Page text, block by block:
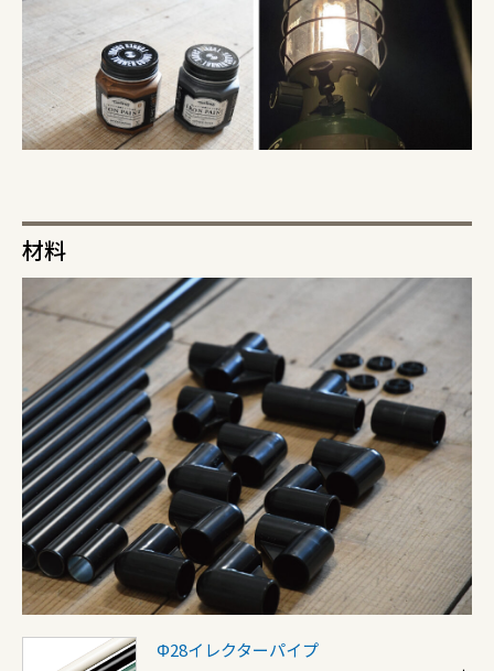
材料
Φ28イレクターパイプ